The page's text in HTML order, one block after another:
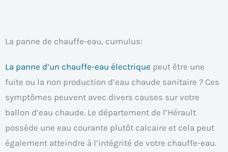
La panne de chauffe-eau, cumulus:
La panne d’un chauffe-eau électrique peut être une
fuite ou la non production d’eau chaude sanitaire ? Ces
symptômes peuvent avec divers causes sur votre
ballon d’eau chaude. Le département de l’Hérault
possède une eau courante plutôt calcaire et cela peut
également atteindre à l’intégrité de votre chauffe-eau.